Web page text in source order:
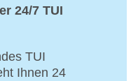
24/7 TUI
TUI
Ihnen 24